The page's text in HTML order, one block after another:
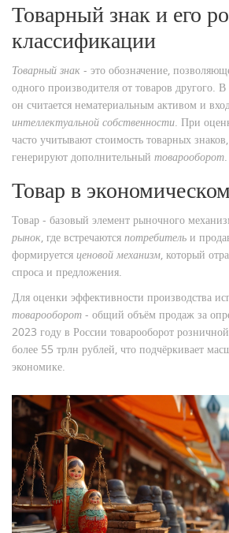
Товарный знак и его
классификации
Товарный знак - это обозначение,
одного производителя от товаров другого.
он считается нематериальным активом и
интеллектуальной собственности. При
часто учитывают стоимость товарных
генерируют дополнительный товарооборот.
Товар в
Товар - базовый элемент рыночного
рынок, где встречаются потребитель и
формируется ценовой механизм, который
спроса и предложения.
Для оценки эффективности производства
товарооборот - общий объём продаж за
2023 году в России товарооборот
более 55 трлн рублей, что подчёркивает
экономике.